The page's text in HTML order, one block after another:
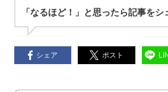
「なるほど！」と思ったら記事をシ
シェア ポスト